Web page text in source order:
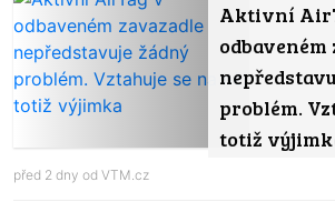
Aktivní
odbaveném
problém.
totiž
před 2 dny od VTM.cz